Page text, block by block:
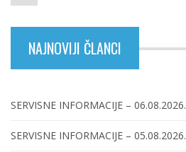
NAJNOVIJI ČLANCI
SERVISNE INFORMACIJE – 06.08.2026.
SERVISNE INFORMACIJE – 05.08.2026.